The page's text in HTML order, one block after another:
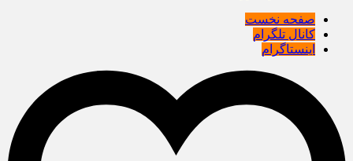
صفحه نخست
کانال تلگرام
اینستاگرام